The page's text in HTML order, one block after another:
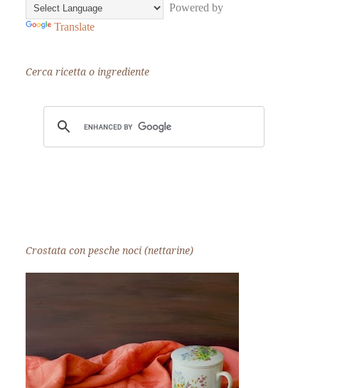
Powered by
Translate
Cerca ricetta o ingrediente
Crostata con pesche noci (nettarine)